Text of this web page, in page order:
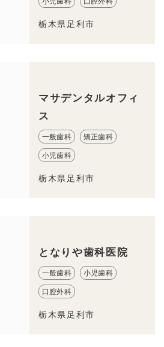
栃木県足利市
マサデンタルオフィ
ス
一般歯科 矯正歯科
小児歯科
栃木県足利市
となりや歯科医院
一般歯科 小児歯科
口腔外科
栃木県足利市